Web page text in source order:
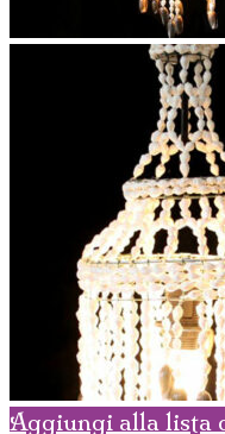
Aggiungi alla lista